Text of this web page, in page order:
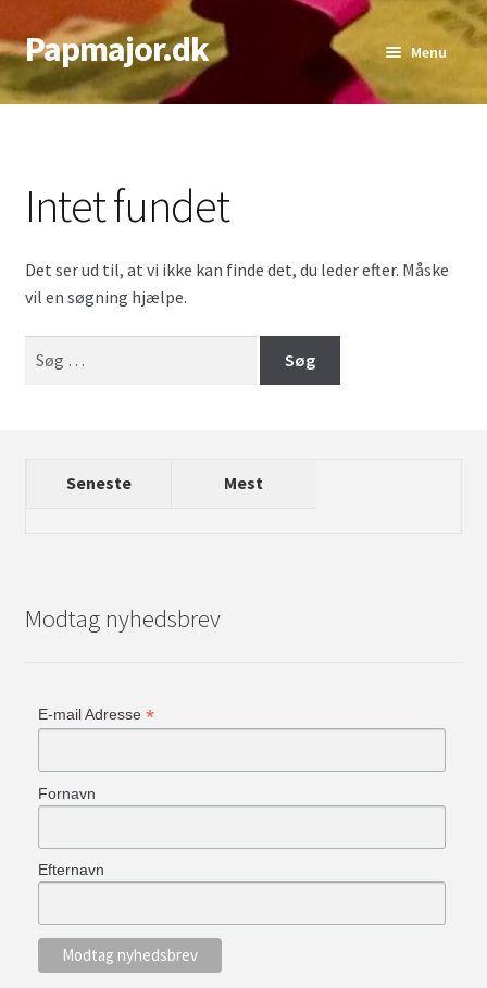
Spring
til
navigation
Spring
til
indhold
Papmajor.dk Menu
Alder
Udfold
Sværhedsgrad
Antal Spillere
Udfold
Bedste Antal
Intet fundet
Det ser ud til, at vi ikke kan finde det, du leder efter. Måske
vil en søgning hjælpe.
efter:
Seneste Mest
Modtag nyhedsbrev
E-mail Adresse *
Fornavn
Efternavn